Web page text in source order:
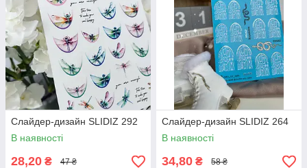
Слайдер-дизайн SLIDIZ 292
В наявності
28,20 ₴ 47 ₴
Слайдер-дизайн SLIDIZ 264
В наявності
34,80 ₴ 58 ₴